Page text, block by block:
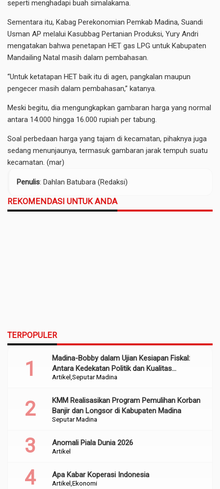
seperti menghadapi buah simalakama.
Sementara itu, Kabag Perekonomian Pemkab Madina, Suandi
Usman AP melalui Kasubbag Pertanian Produksi, Yury Andri
mengatakan bahwa penetapan HET gas LPG untuk Kabupaten
Mandailing Natal masih dalam pembahasan.
“Untuk ketatapan HET baik itu di agen, pangkalan maupun
pengecer masih dalam pembahasan,” katanya.
Meski begitu, dia mengungkapkan gambaran harga yang normal
antara 14.000 hingga 16.000 rupiah per tabung.
Soal perbedaan harga yang tajam di kecamatan, pihaknya juga
sedang menunjaunya, termasuk gambaran jarak tempuh suatu
kecamatan. (mar)
Penulis: Dahlan Batubara (Redaksi)
REKOMENDASI UNTUK ANDA
TERPOPULER
Artikel Seputar Madina
Madina-Bobby dalam Ujian Kesiapan Fiskal:
Antara Kedekatan Politik dan Kualitas
Perencanaan
Seputar Madina
KMM Realisasikan Program Pemulihan Korban
Banjir dan Longsor di Kabupaten Madina
Artikel
Anomali Piala Dunia 2026
Artikel Ekonomi
Apa Kabar Koperasi Indonesia